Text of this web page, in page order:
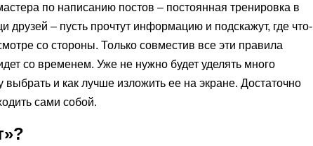
по написанию постов – постоянная тренировка в
друзей – пусть прочтут информацию и подскажут, где что-
со стороны. Только совместив все эти правила
со временем. Уже не нужно будет уделять много
и как лучше изложить ее на экране. Достаточно
сами собой.